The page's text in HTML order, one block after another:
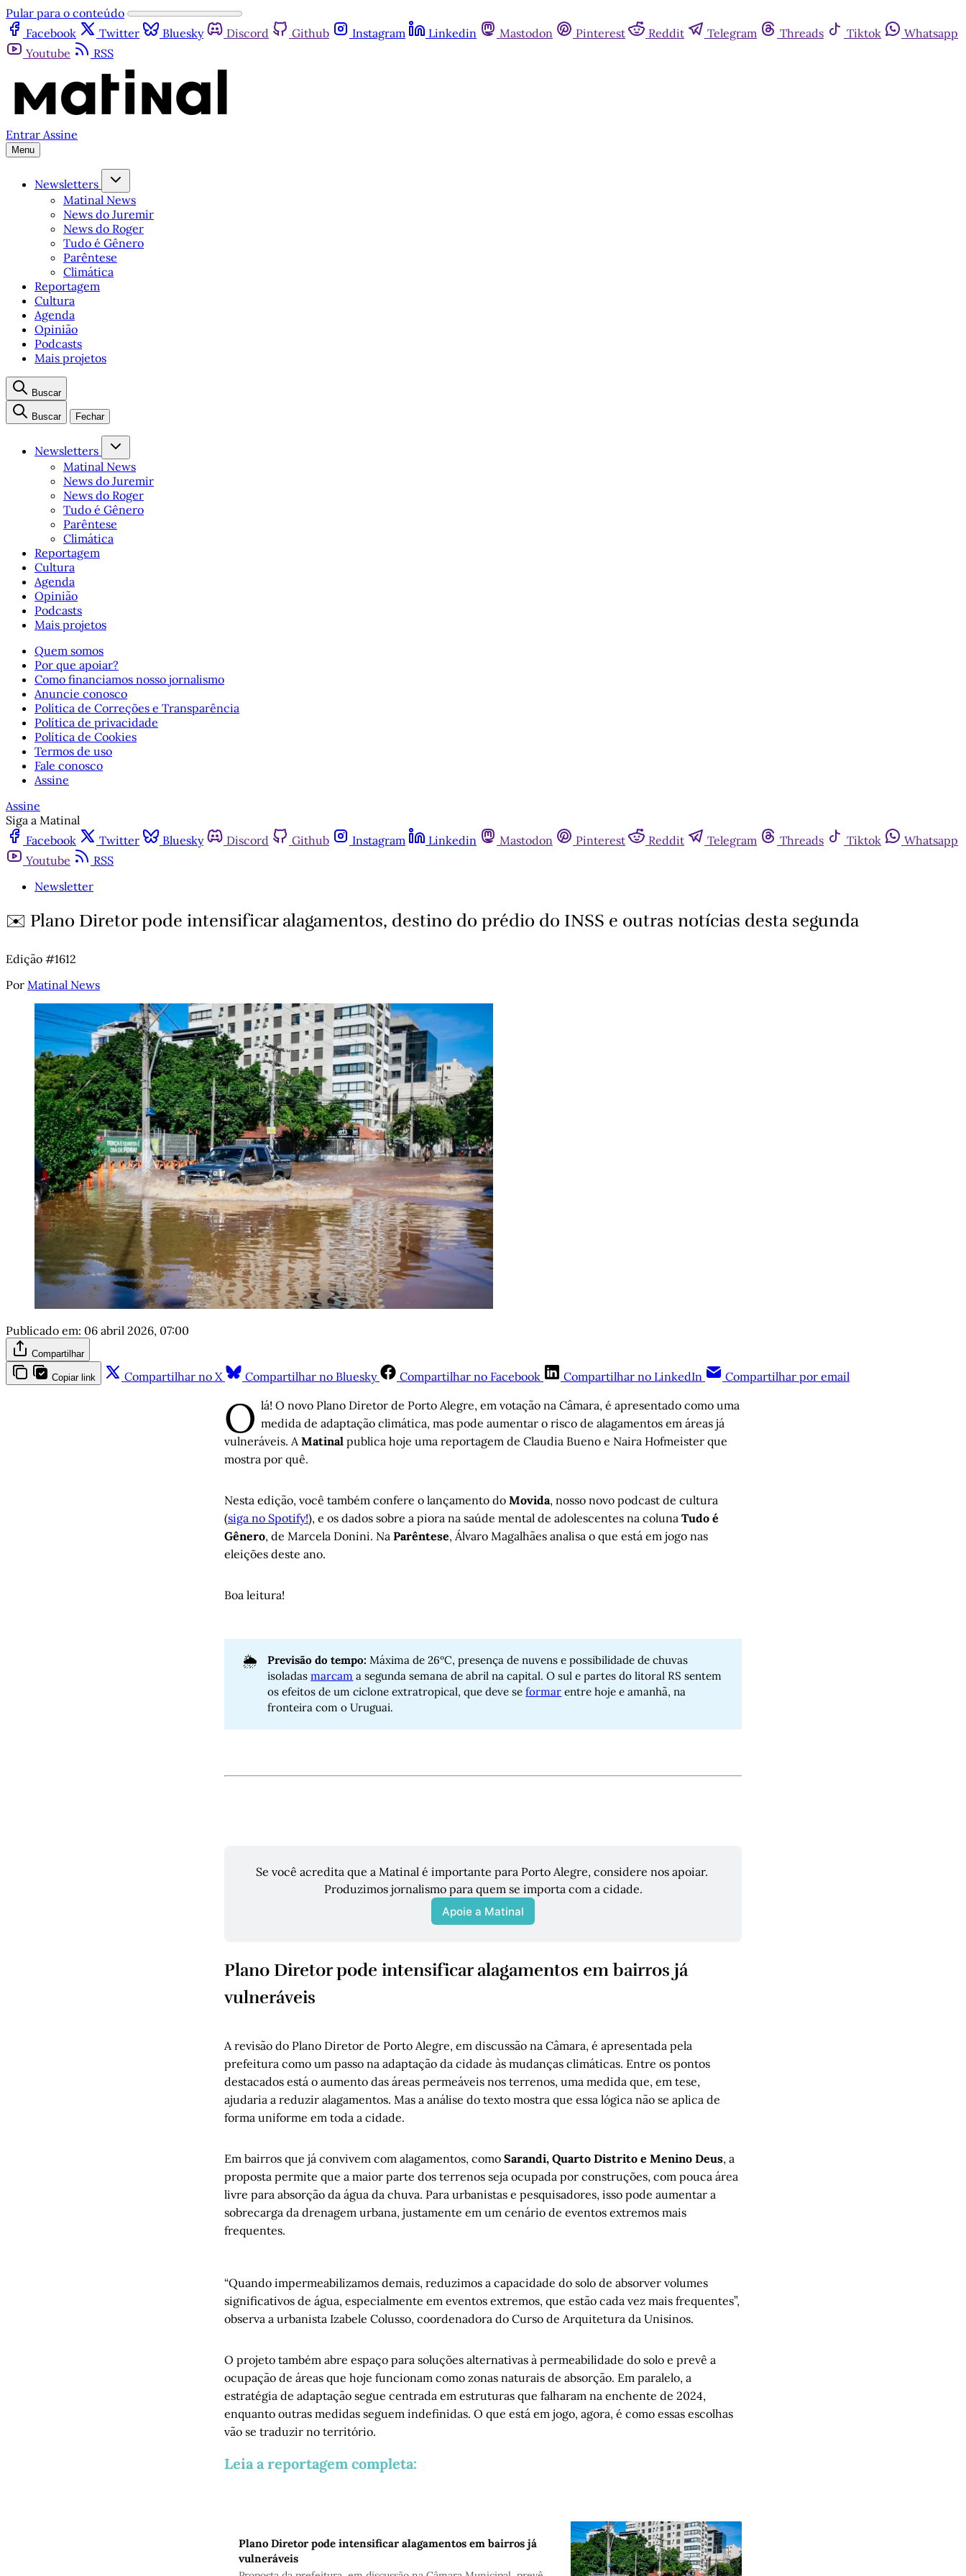
Pular para o conteúdo
Facebook
Twitter Bluesky Discord Github Instagram Linkedin Mastodon Pinterest Reddit Telegram Threads Tiktok
Whatsapp
Youtube
RSS
Entrar Assine
Menu
Newsletters
Matinal News
News do Juremir
News do Roger
Tudo é Gênero
Parêntese
Climática
Reportagem
Cultura
Agenda
Opinião
Podcasts
Mais projetos
Buscar
Buscar Fechar
Newsletters
Matinal News
News do Juremir
News do Roger
Tudo é Gênero
Parêntese
Climática
Reportagem
Cultura
Agenda
Opinião
Podcasts
Mais projetos
Quem somos
Por que apoiar?
Como financiamos nosso jornalismo
Anuncie conosco
Política de Correções e Transparência
Política de privacidade
Política de Cookies
Termos de uso
Fale conosco
Assine
Assine
Siga a Matinal
Facebook
Twitter Bluesky Discord Github Instagram Linkedin Mastodon Pinterest Reddit Telegram Threads Tiktok
Whatsapp
Youtube
RSS
Newsletter
✉️ Plano Diretor pode intensificar alagamentos, destino do prédio do INSS e outras notícias desta segunda
Edição #1612
Por Matinal News
Publicado em: 06 abril 2026, 07:00
Compartilhar
Copiar link Compartilhar no X Compartilhar no Bluesky Compartilhar no Facebook Compartilhar no LinkedIn Compartilhar por email
O lá! O novo Plano Diretor de Porto Alegre, em votação na Câmara, é apresentado como uma
medida de adaptação climática, mas pode aumentar o risco de alagamentos em áreas já
vulneráveis. AMatinal publica hoje uma reportagem de Claudia Bueno e Naira Hofmeister que
mostra por quê.
Nesta edição, você também confere o lançamento do Movida, nosso novo podcast de cultura
(siga no Spotify!), e os dados sobre a piora na saúde mental de adolescentes na coluna Tudo é
Gênero, de Marcela Donini. Na Parêntese, Álvaro Magalhães analisa o que está em jogo nas
eleições deste ano.
Boa leitura!
🌦️ Previsão do tempo: Máxima de 26ºC, presença de nuvens e possibilidade de chuvas
isoladasmarcam a segunda semana de abril na capital. O sul e partes do litoral RS sentem
os efeitos de um ciclone extratropical, que deve seformar entre hoje e amanhã, na
fronteira com o Uruguai.
Se você acredita que a Matinal é importante para Porto Alegre, considere nos apoiar.
Produzimos jornalismo para quem se importa com a cidade.
Apoie a Matinal
Plano Diretor pode intensificar alagamentos em bairros já
vulneráveis
A revisão do Plano Diretor de Porto Alegre, em discussão na Câmara, é apresentada pela
prefeitura como um passo na adaptação da cidade às mudanças climáticas. Entre os pontos
destacados está o aumento das áreas permeáveis nos terrenos, uma medida que, em tese,
ajudaria a reduzir alagamentos. Mas a análise do texto mostra que essa lógica não se aplica de
forma uniforme em toda a cidade.
Em bairros que já convivem com alagamentos, como Sarandi, Quarto Distrito e Menino Deus, a
proposta permite que a maior parte dos terrenos seja ocupada por construções, com pouca área
livre para absorção da água da chuva. Para urbanistas e pesquisadores, isso pode aumentar a
sobrecarga da drenagem urbana, justamente em um cenário de eventos extremos mais
frequentes.
“Quando impermeabilizamos demais, reduzimos a capacidade do solo de absorver volumes
significativos de água, especialmente em eventos extremos, que estão cada vez mais frequentes”,
observa a urbanista Izabele Colusso, coordenadora do Curso de Arquitetura da Unisinos.
O projeto também abre espaço para soluções alternativas à permeabilidade do solo e prevê a
ocupação de áreas que hoje funcionam como zonas naturais de absorção. Em paralelo, a
estratégia de adaptação segue centrada em estruturas que falharam na enchente de 2024,
enquanto outras medidas seguem indefinidas. O que está em jogo, agora, é como essas escolhas
vão se traduzir no território.
Leia a reportagem completa:
Plano Diretor pode intensificar alagamentos em bairros já
vulneráveis